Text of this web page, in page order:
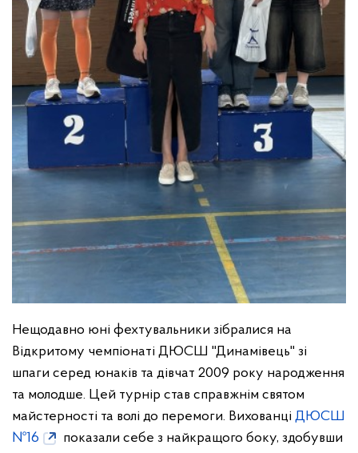
Нещодавно юні фехтувальники зібралися на
Відкритому чемпіонаті ДЮСШ "Динамівець" зі
шпаги серед юнаків та дівчат 2009 року народження
та молодше. Цей турнір став справжнім святом
майстерності та волі до перемоги. Вихованці ДЮСШ
№16
показали себе з найкращого боку, здобувши